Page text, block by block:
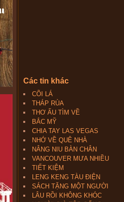
Các tin khác
CÕI LÁ
THÁP RÙA
THƠ ẤU TÌM VỀ
BẮC MỸ
CHIA TAY LAS VEGAS
NHỚ VỀ QUÊ NHÀ
NÂNG NIU BÀN CHÂN
VANCOUVER MƯA NHIỀU
TIẾT KIỆM
LENG KENG TÀU ĐIỆN
SÁCH TẶNG MỘT NGƯỜI
LÂU RỒI KHÔNG KHÓC